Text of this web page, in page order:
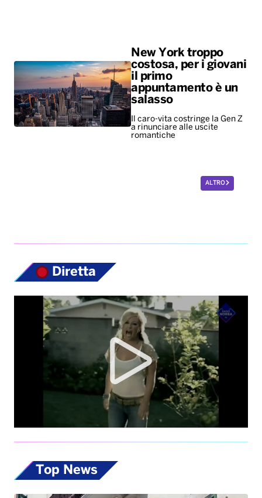
New York troppo
costosa, per i giovani
il primo
appuntamento è un
salasso
Il caro-vita costringe la Gen Z
a rinunciare alle uscite
romantiche
ALTRO
Diretta
Top News